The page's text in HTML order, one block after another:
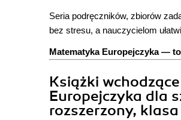
Seria podręczników, zbiorów
bez stresu, a nauczycielom
Matematyka Europejczyka —
Książki
Europejczyka dla
rozszerzony, klasa